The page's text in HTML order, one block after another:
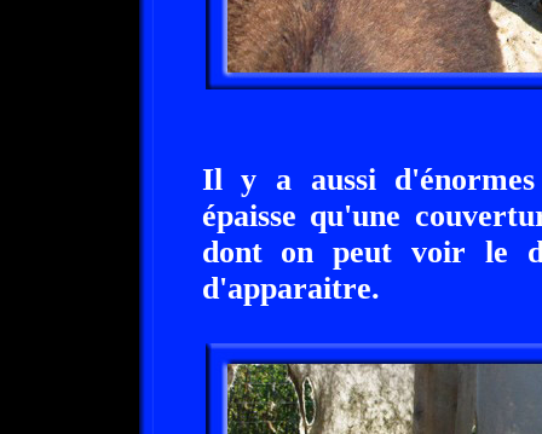
Il y a aussi
épaisse qu'une
dont on peut voir le
d'apparaitre.